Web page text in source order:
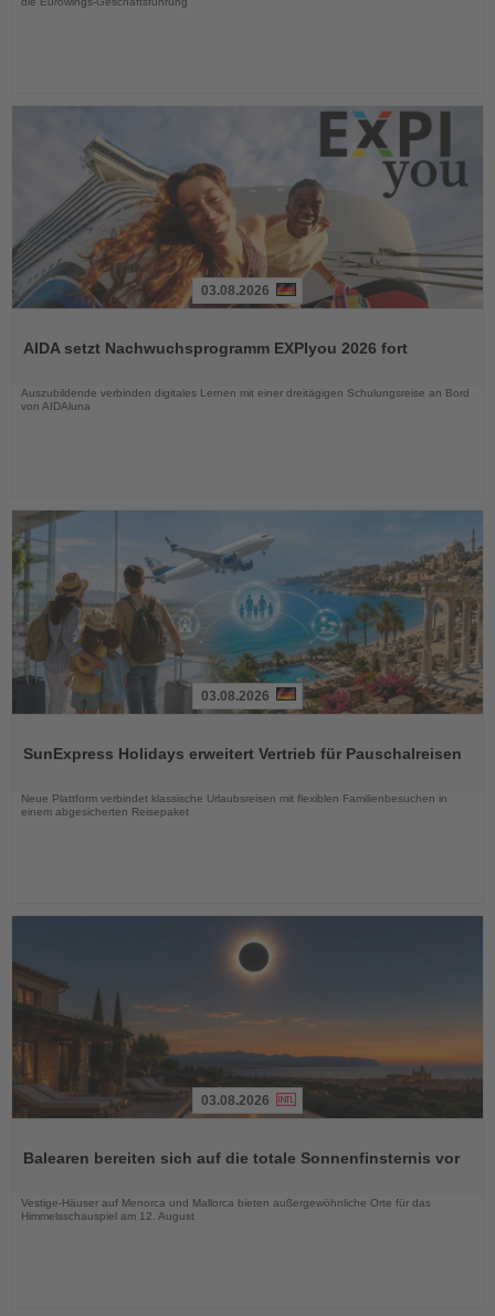
die
03.08.2026
AIDA setzt Nachwuchsprogramm EXPIyou 2026 fort
Auszubildende verbinden digitales Lernen mit einer dreitägigen Schulungsreise an Bord
von AIDAluna
die
03.08.2026
SunExpress Holidays erweitert Vertrieb für Pauschalreisen
Neue Plattform verbindet klassische Urlaubsreisen mit flexiblen Familienbesuchen in
einem abgesicherten Reisepaket
die
03.08.2026
Balearen bereiten sich auf die totale Sonnenfinsternis vor
Vestige-Häuser auf Menorca und Mallorca bieten außergewöhnliche Orte für das
Himmelsschauspiel am 12. August